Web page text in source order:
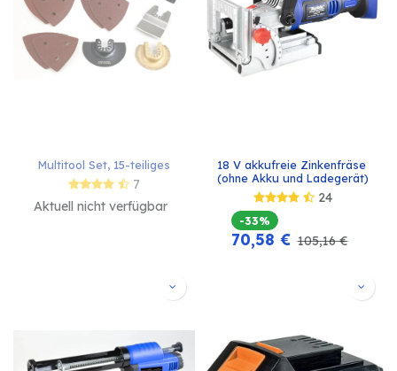
Multitool Set, 15-teiliges
7
Aktuell nicht verfügbar
18 V akkufreie Zinkenfräse
(ohne Akku und Ladegerät)
24
-33%
70,58 € 105,16€